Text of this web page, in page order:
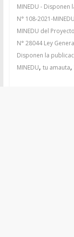
MINEDU - Disponen
N° 108-2021-
MINEDU del
N° 28044 Ley
Disponen la
MINEDU, tu amauta,